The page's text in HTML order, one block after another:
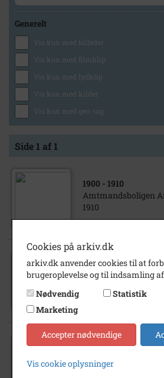
Generelt
Vis kun med billeder
Vis kun med filmklip
Vis kun med lydklip
Vis kun med kilder
Vis kun med geo-tag
Side 1 af 1
1900 - 1910
Amtmandsboligen
1910
1955- 1965
Amtmandsboligen
Amtmandsvej.
Cookies på arkiv.dk
arkiv.dk anvender cookies til at
brugeroplevelse og til indsamling
Nødvendig
Statistik
Marketing
Accepter nødvendige
Vis cookie oplysninger